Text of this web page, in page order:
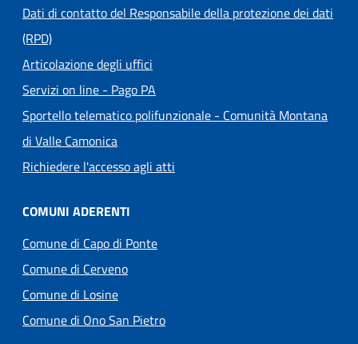
Dati di contatto del Responsabile della protezione dei dati
(RPD)
Articolazione degli uffici
Servizi on line - Pago PA
Sportello telematico polifunzionale - Comunità Montana
di Valle Camonica
Richiedere l'accesso agli atti
COMUNI ADERENTI
Comune di Capo di Ponte(apre in un'altra scheda).
Comune di Cerveno(apre in un'altra scheda).
Comune di Losine(apre in un'altra scheda).
Comune di Ono San Pietro(apre in un'altra scheda).